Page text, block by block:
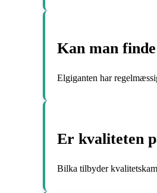
Kan man
Elgiganten har
Er kvaliteten
Bilka tilbyder